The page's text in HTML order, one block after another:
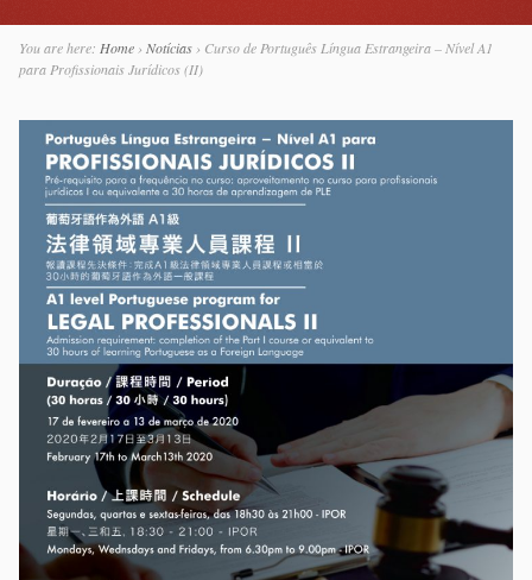
You are here: Home› Notícias› Curso de Português Língua Estrangeira – Nível A1
para Profissionais Jurídicos (II)